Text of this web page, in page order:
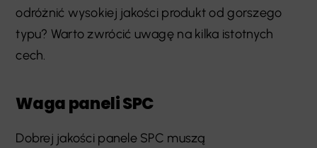
odróżnić wysokiej jakości produkt od gorszego
typu? Warto zwrócić uwagę na kilka istotnych
cech.
Waga paneli SPC
Dobrej jakości panele SPC muszą